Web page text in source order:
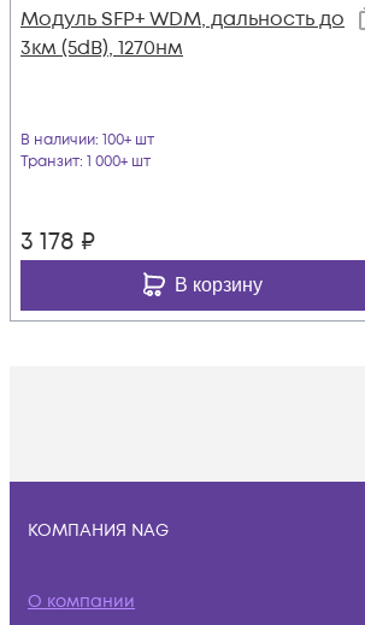
Модуль SFP+ WDM, дальность до
3км (5dB), 1270нм
В наличии: 100+ шт
Транзит: 1 000+ шт
3 178 ₽
В корзину
КОМПАНИЯ NAG
О компании